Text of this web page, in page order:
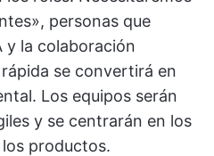
personas que
y la colaboración
se convertirá en
Los equipos serán
y se centrarán en los
productos.